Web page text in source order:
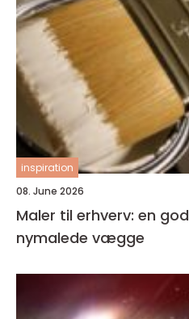
inspiration
08. June 2026
Maler til erhverv: en
nymalede vægge